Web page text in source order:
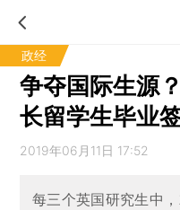
政经
争夺国际生源
长留学生毕业
2019年06月11日 17:52
每三个英国研究生中